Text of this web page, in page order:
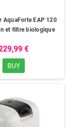
bassin de
en air, mais
carpe koi?
cube d'eau,
AquaForte EAP 120
et filtre biologique
€
BUY